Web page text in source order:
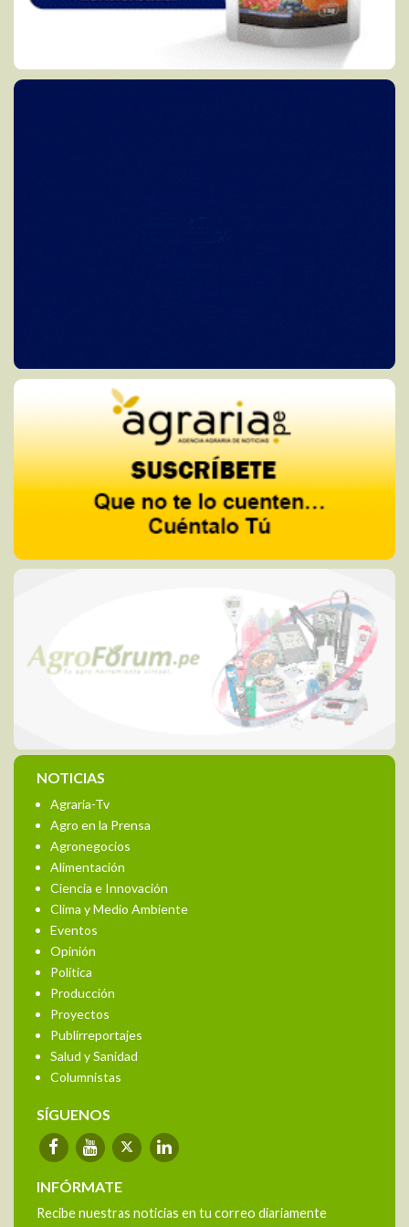
NOTICIAS
Agraria-Tv
Agro en la Prensa
Agronegocios
Alimentación
Ciencia e Innovación
Clima y Medio Ambiente
Eventos
Opinión
Política
Producción
Proyectos
Publirreportajes
Salud y Sanidad
Columnistas
SÍGUENOS
INFÓRMATE
Recibe nuestras noticias en tu correo diariamente